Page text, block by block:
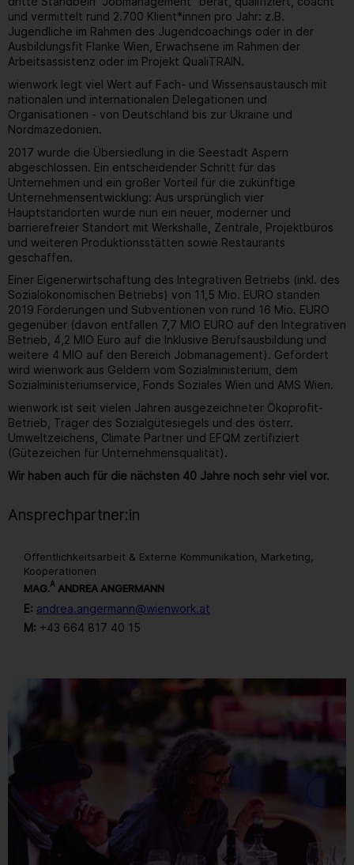
und vermittelt rund 2.700 Klient*innen pro Jahr: z.B.
Jugendliche im Rahmen des Jugendcoachings oder in der
Ausbildungsfit Flanke Wien, Erwachsene im Rahmen der
Arbeitsassistenz oder im Projekt QualiTRAIN.
wienwork legt viel Wert auf Fach- und Wissensaustausch mit
nationalen und internationalen Delegationen und
Organisationen - von Deutschland bis zur Ukraine und
Nordmazedonien.
2017 wurde die Übersiedlung in die Seestadt Aspern
abgeschlossen. Ein entscheidender Schritt für das
Unternehmen und ein großer Vorteil für die zukünftige
Unternehmensentwicklung: Aus ursprünglich vier
Hauptstandorten wurde nun ein neuer, moderner und
barrierefreier Standort mit Werkshalle, Zentrale, Projektbüros
und weiteren Produktionsstätten sowie Restaurants
geschaffen.
Einer Eigenerwirtschaftung des Integrativen Betriebs (inkl. des
Sozialökonomischen Betriebs) von 11,5 Mio. EURO standen
2019 Förderungen und Subventionen von rund 16 Mio. EURO
gegenüber (davon entfallen 7,7 MIO EURO auf den Integrativen
Betrieb, 4,2 MIO Euro auf die Inklusive Berufsausbildung und
weitere 4 MIO auf den Bereich Jobmanagement). Gefördert
wird wienwork aus Geldern vom Sozialministerium, dem
Sozialministeriumservice, Fonds Soziales Wien und AMS Wien.
wienwork ist seit vielen Jahren ausgezeichneter Ökoprofit-
Betrieb, Träger des Sozialgütesiegels und des österr.
Umweltzeichens, Climate Partner und EFQM zertifiziert
(Gütezeichen für Unternehmensqualität).
Wir haben auch für die nächsten 40 Jahre noch sehr viel vor.
Ansprechpartner:in
Öffentlichkeitsarbeit & Externe Kommunikation, Marketing,
Kooperationen
MAG.A ANDREA ANGERMANN
E: andrea.angermann@wienwork.at
M: +43 664 817 40 15